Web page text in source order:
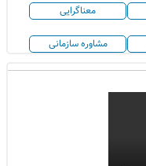
معناگرایی
مشاوره سازمانی